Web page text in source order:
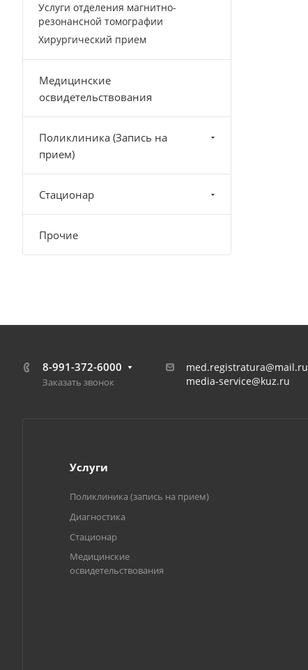
Услуги отделения магнитно-
резонансной томографии
Хирургический прием
Медицинские
освидетельствования
Поликлиника (Запись на
прием)
Стационар
Прочие
8-991-372-6000
Заказать звонок
med.registratura@mail.ru
media-service@kuz.ru
Услуги
Поликлиника (запись на прием)
Диагностика
Стационар
Медицинские
освидетельствования